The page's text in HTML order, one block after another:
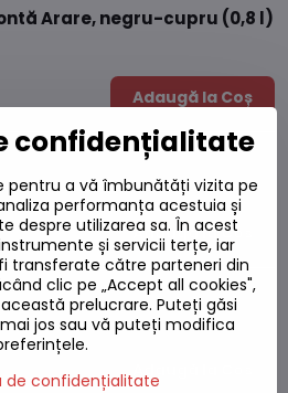
Arare, negru-cupru (0,8 l)
Adaugă la Coș
Itome, petrol (0,12 l)
Adaugă la Coș
Sakura, mentolat (0,06 l)
Adaugă la Coș
confidențialitate
pentru a vă îmbunătăți vizita pe
performanța acestuia și
despre utilizarea sa. În acest
și servicii terțe, iar
transferate către parteneri din
clic pe „Accept all cookies",
prelucrare. Puteți găsi
jos sau vă puteți modifica
de confidențialitate